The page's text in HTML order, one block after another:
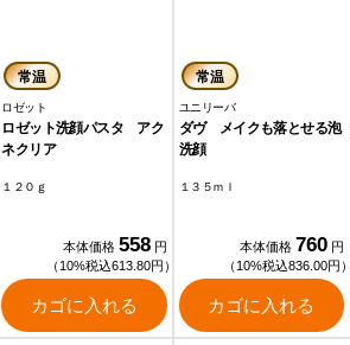
常温
ロゼット
ロゼット洗顔パスタ アク
ネクリア
１２０ｇ
本体価格 558 円
（10%税込613.80円）
カゴに入れる
常温
ユニリーバ
ダヴ メイクも落とせる泡
洗顔
１３５ｍｌ
本体価格 760 円
（10%税込836.00円
カゴに入れる